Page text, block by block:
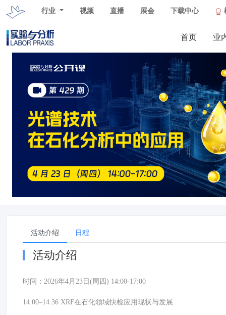
行业 视频 直播 展会 下载中心
首页 业
活动介绍 日程
活动介绍
时间：2026年4月23日(周四) 14:00-17:00
14:00–14:36 XRF在石化领域快检应用现状与发展